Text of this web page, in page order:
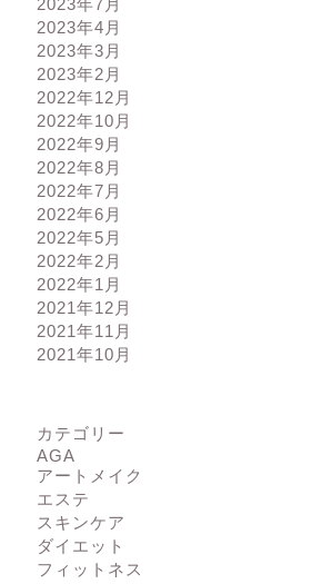
2023年7月
2023年4月
2023年3月
2023年2月
2022年12月
2022年10月
2022年9月
2022年8月
2022年7月
2022年6月
2022年5月
2022年2月
2022年1月
2021年12月
2021年11月
2021年10月
カテゴリー
AGA
アートメイク
エステ
スキンケア
ダイエット
フィットネス